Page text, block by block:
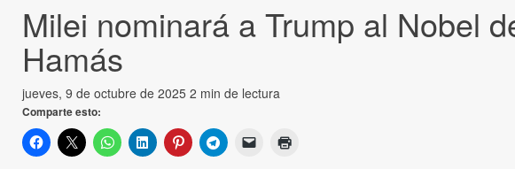
Milei nominará a Trump al Nobel
Hamás
jueves, 9 de octubre de 2025 2 min de lectura
Comparte esto: